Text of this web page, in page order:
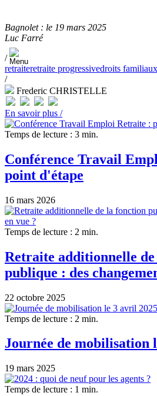
Bagnolet : le 19 mars 2025
Luc Farré
/
retraiteretraite progressivedroits familiaux
/
Frederic CHRISTELLE
En savoir plus /
Temps de lecture : 3 min.
Conférence Travail
point d'étape
16 mars 2026
Temps de lecture : 2 min.
Retraite additionnelle
publique : des
22 octobre 2025
Temps de lecture : 2 min.
Journée de mobilisation
19 mars 2025
Temps de lecture : 1 min.